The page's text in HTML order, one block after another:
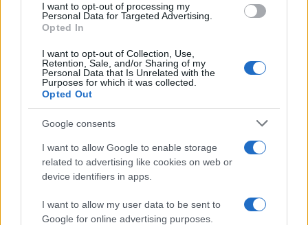
I want to opt-out of processing my
Personal Data for Targeted Advertising.
Opted In
I want to opt-out of Collection, Use,
Retention, Sale, and/or Sharing of my
Personal Data that Is Unrelated with the
Purposes for which it was collected.
Opted Out
Google consents
I want to allow Google to enable storage
related to advertising like cookies on web or
device identifiers in apps.
I want to allow my user data to be sent to
Google for online advertising purposes.
Σχόλια
Σχολίασε εδώ
σύζυγός του Αλέκα